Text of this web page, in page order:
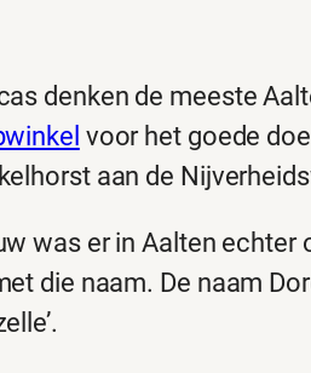
denken de meeste
voor het goede
aan de
was er in Aalten echter
die naam. De naam